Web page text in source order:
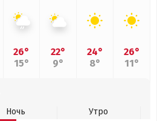
26°
15°
22°
9°
24°
8°
26°
11°
Ночь
Утро